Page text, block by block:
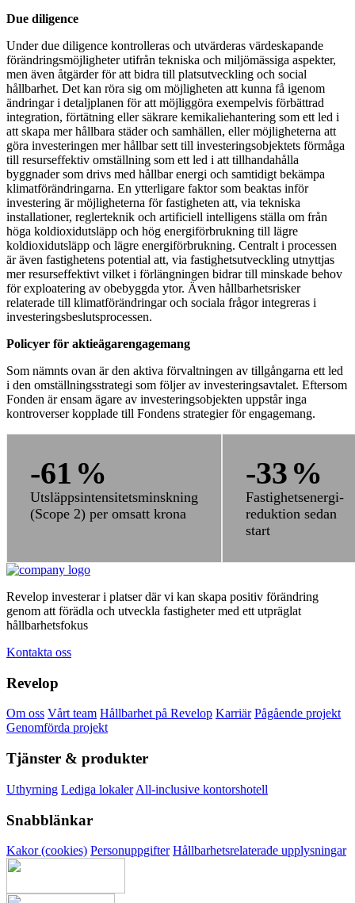
Due diligence
Under due diligence kontrolleras och utvärderas värdeskapande
förändringsmöjligheter utifrån tekniska och miljömässiga aspekter,
men även åtgärder för att bidra till platsutveckling och social
hållbarhet. Det kan röra sig om möjligheten att kunna få igenom
ändringar i detaljplanen för att möjliggöra exempelvis förbättrad
integration, förtätning eller säkrare kemikaliehantering som ett led i
att skapa mer hållbara städer och samhällen, eller möjligheterna att
göra investeringen mer hållbar sett till investeringsobjektets förmåga
till resurseffektiv omställning som ett led i att tillhandahålla
byggnader som drivs med hållbar energi och samtidigt bekämpa
klimatförändringarna. En ytterligare faktor som beaktas inför
investering är möjligheterna för fastigheten att, via tekniska
installationer, reglerteknik och artificiell intelligens ställa om från
höga koldioxidutsläpp och hög energiförbrukning till lägre
koldioxidutsläpp och lägre energiförbrukning. Centralt i processen
är även fastighetens potential att, via fastighetsutveckling utnyttjas
mer resurseffektivt vilket i förlängningen bidrar till minskade behov
för exploatering av obebyggda ytor. Även hållbarhetsrisker
relaterade till klimatförändringar och sociala frågor integreras i
investeringsbeslutsprocessen.
Policyer för aktieägarengagemang
Som nämnts ovan är den aktiva förvaltningen av tillgångarna ett led
i den omställningsstrategi som följer av investeringsavtalet. Eftersom
Fonden är ensam ägare av investeringsobjekten uppstår inga
kontroverser kopplade till Fondens strategier för engagemang.
-61 %
Utsläppsintensitetsminskning
(Scope 2) per omsatt krona
-33 %
Fastighetsenergi-
reduktion sedan
start
Revelop investerar i platser där vi kan skapa positiv förändring
genom att förädla och utveckla fastigheter med ett utpräglat
hållbarhetsfokus
Kontakta oss
Revelop
Om oss Vårt team Hållbarhet på Revelop Karriär Pågående projekt
Genomförda projekt
Tjänster & produkter
Uthyrning Lediga lokaler All-inclusive kontorshotell
Snabblänkar
Kakor (cookies) Personuppgifter Hållbarhetsrelaterade upplysningar